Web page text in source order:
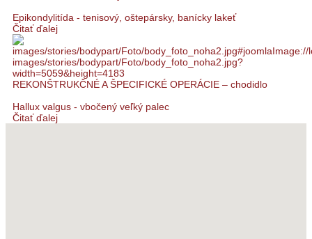
Epikondylitída - tenisový, oštepársky, banícky lakeť
Čitať ďalej
REKONŠTRUKČNÉ A ŠPECIFICKÉ OPERÁCIE – chodidlo
Hallux valgus - vbočený veľký palec
Čitať ďalej